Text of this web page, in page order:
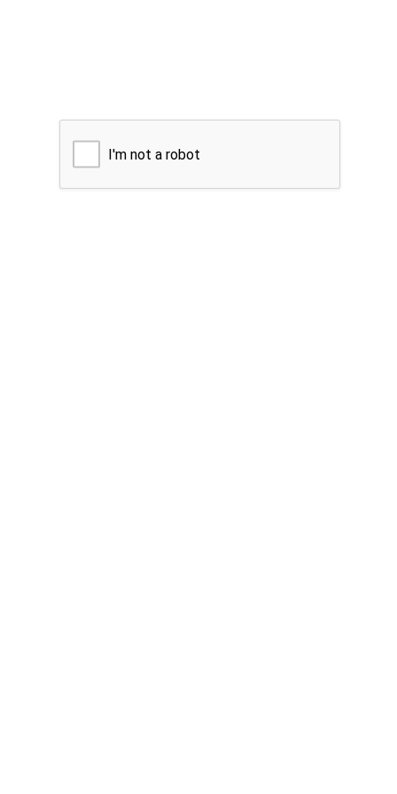
I'm not a robot